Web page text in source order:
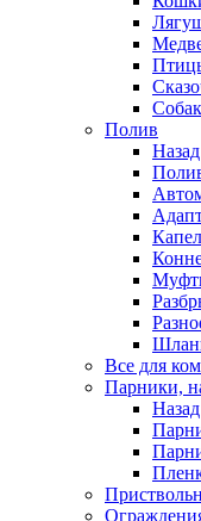
Полив
Назад
Все для
Парники,
Назад